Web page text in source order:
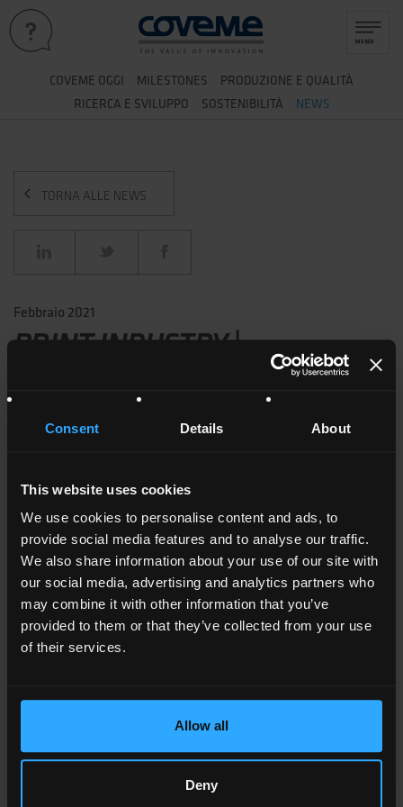
Consent Details About
This website uses cookies
We use cookies to personalise content and ads, to
provide social media features and to analyse our traffic.
We also share information about your use of our site with
our social media, advertising and analytics partners who
may combine it with other information that you’ve
provided to them or that they’ve collected from your use
of their services.
Allow all
Deny
COVEME OGGI MILESTONES
PRODUZIONE E QUALITÀ
RICERCA E SVILUPPO
SOSTENIBILITÀ NEWS
TORNA ALLE NEWS
Febbraio 2021
PRINT INDUSTRY |
ANNIVERSARIO COVEME
riconoscimento dei suoi 5 anni di collaborazione con
associazioni più prestigiose nel settore della stampa in
tutto il mondo. Con il nostro profondo know-how nei
film speciali e la nostra presenza di lunga data nel
mercato digitale, serigrafico e casting, Coveme è lieta
di dare il suo contributo alla crescita di queste
associazioni, credendo fortemente nel beneficio di una
continua cross-fertilization tar gli attori del settore.